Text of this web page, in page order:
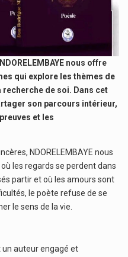
nous offre
qui explore les thèmes de
recherche de soi. Dans cet
son parcours intérieur,
et les
NDORELEMBAYE nous
les regards se perdent dans
partir et où les amours sont
le poète refuse de se
le sens de la vie.
un auteur engagé et